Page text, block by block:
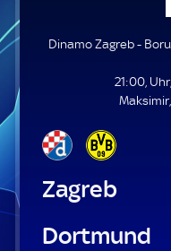
Dinamo Zagreb -
21:00,
Maksimir
Dinamo
Borussia